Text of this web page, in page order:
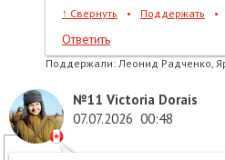
↑ Свернуть • Поддержать •
Ответить
Поддержали: Леонид Радченко,
№11 Victoria Dorais
07.07.2026 00:48